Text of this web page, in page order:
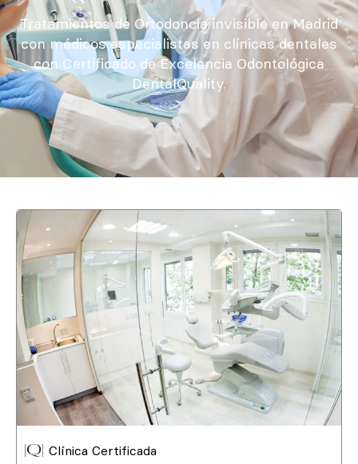
Tratamientos de Ortodoncia invisible en Madrid
con médicos especialistas en clínicas dentales
con Certificado de Excelencia Odontológica
DentalQuality.
Clínica Certificada